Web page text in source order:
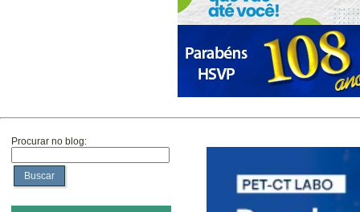
Procurar no blog:
Buscar